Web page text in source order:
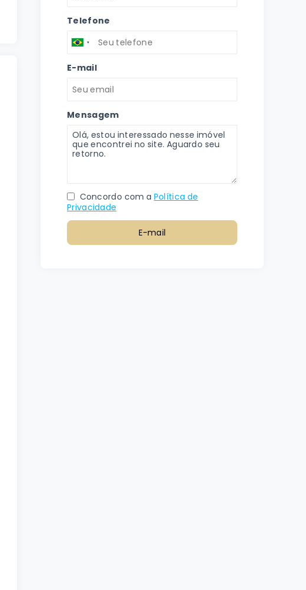
Telefone
E-mail
Mensagem
Concordo com a Política de
Privacidade
E-mail